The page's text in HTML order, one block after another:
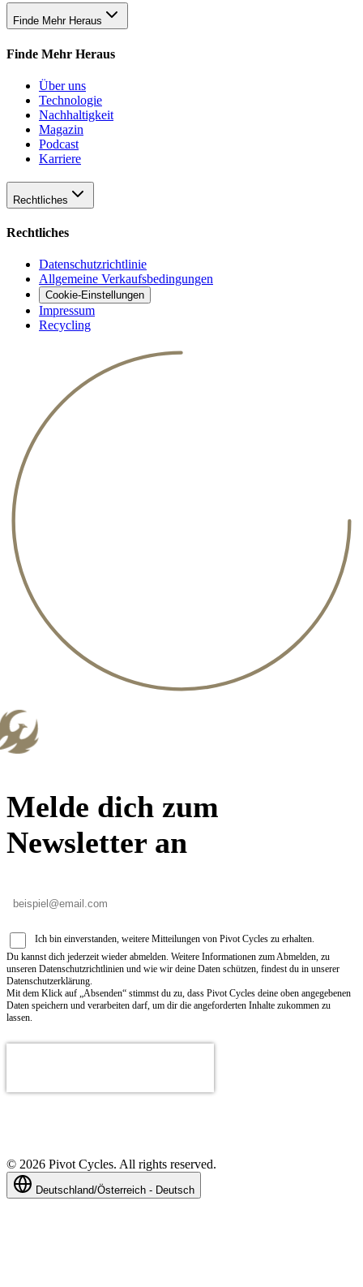
Finde Mehr Heraus
Finde Mehr Heraus
Über uns
Technologie
Nachhaltigkeit
Magazin
Podcast
Karriere
Rechtliches
Rechtliches
Datenschutzrichtlinie
Allgemeine Verkaufsbedingungen
Cookie-Einstellungen
Impressum
Recycling
Melde dich zum
Newsletter an
Ich bin einverstanden, weitere Mitteilungen von Pivot Cycles zu erhalten.
Du kannst dich jederzeit wieder abmelden. Weitere Informationen zum Abmelden, zu
unseren Datenschutzrichtlinien und wie wir deine Daten schützen, findest du in unserer
Datenschutzerklärung.
Mit dem Klick auf „Absenden“ stimmst du zu, dass Pivot Cycles deine oben angegebenen
Daten speichern und verarbeiten darf, um dir die angeforderten Inhalte zukommen zu
lassen.
© 2026 Pivot Cycles. All rights reserved.
Deutschland/Österreich - Deutsch